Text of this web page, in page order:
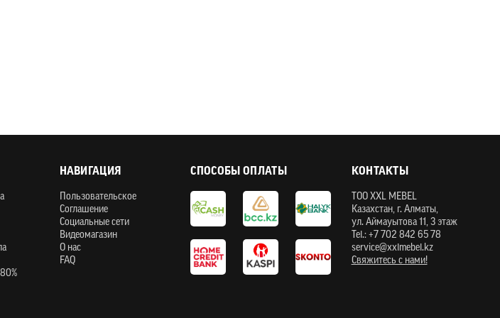
НАВИГАЦИЯ
Пользовательское
Соглашение
Социальные сети
Видеомагазин
О нас
FAQ
СПОСОБЫ ОПЛАТЫ КОНТАКТЫ
ТOO XXL MEBEL
Казахстан, г. Алматы,
ул. Аймауытова 11, 3 этаж
Tel.: +7 702 842 65 78
service@xxlmebel.kz
Свяжитесь с нами!